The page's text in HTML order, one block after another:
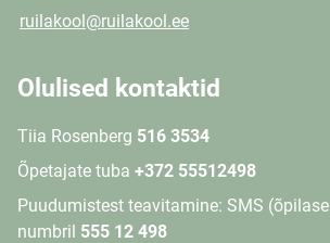
ruilakool@ruilakool.ee
Olulised kontaktid
Tiia Rosenberg 516 3534
Õpetajate tuba +372 55512498
Puudumistest teavitamine: SMS
numbril 555 12 498